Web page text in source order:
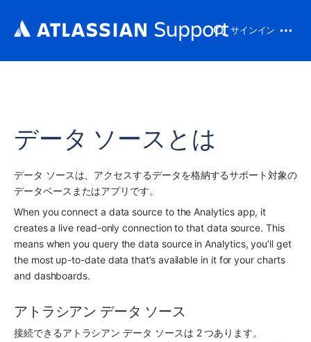
サインイン
データ ソースとは
データ ソースは、アクセスするデータを格納するサポート対象の
データベースまたはアプリです。
When you connect a data source to the Analytics app, it
creates a live read-only connection to that data source. This
means when you query the data source in Analytics, you’ll get
the most up-to-date data that’s available in it for your charts
and dashboards.
アトラシアン データ ソース
接続できるアトラシアン データ ソースは 2 つあります。